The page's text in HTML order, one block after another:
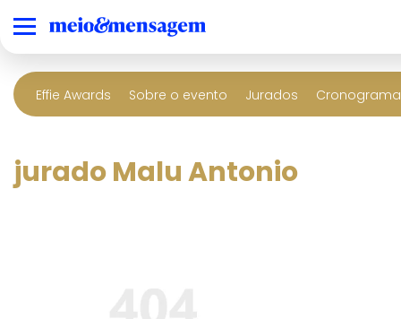
Effie Awards Sobre o evento Jurados
jurado Malu Antonio